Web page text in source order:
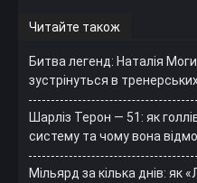
Читайте також
Битва легенд: Наталія
зустрінуться в
Шарліз Терон — 51: як
систему та чому вона
Мільярд за кілька днів: